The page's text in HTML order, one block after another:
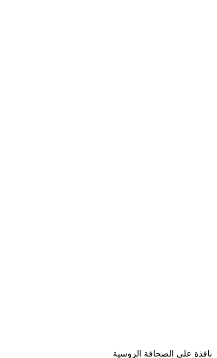
نافذة على الصحافة الروسية